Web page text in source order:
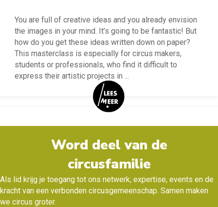
You are full of creative ideas and you already envision
the images in your mind. It’s going to be fantastic! But
how do you get these ideas written down on paper?
This masterclass is especially for circus makers,
students or professionals, who find it difficult to
express their artistic projects in
Word deel van de
circusfamilie
Als lid krijg je toegang tot ons netwerk, expertise, events en de
kracht van een verbonden circusgemeenschap. Samen maken
we circus groter.